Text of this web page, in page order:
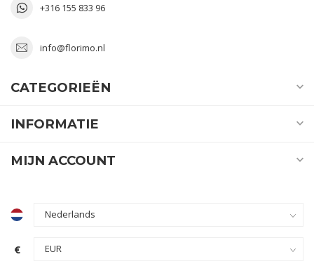
+316 155 833 96
info@florimo.nl
CATEGORIEËN
INFORMATIE
MIJN ACCOUNT
€